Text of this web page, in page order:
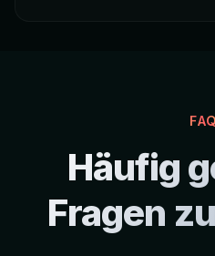
FAQ
Häufig
Fragen